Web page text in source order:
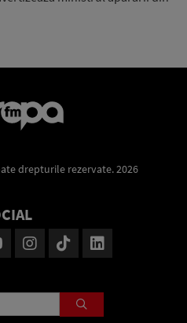
drepturile rezervate. 2026